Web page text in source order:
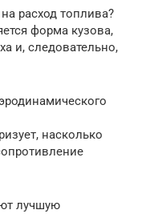
расход топлива?
форма кузова,
и, следовательно,
насколько
лучшую